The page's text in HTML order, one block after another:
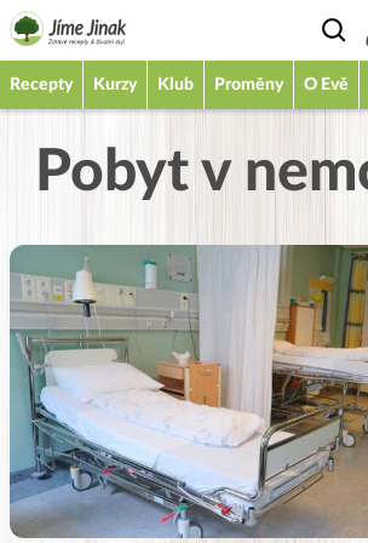
Recepty Kurzy Klub Proměny O Evě
Pobyt v